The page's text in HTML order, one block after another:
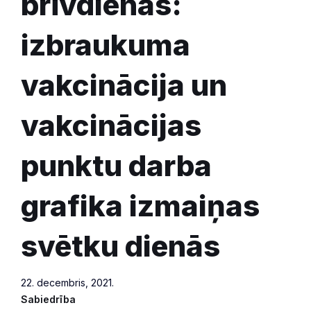
izbraukuma
vakcinācija un
vakcinācijas
punktu darba
grafika izmaiņas
svētku dienās
22. decembris, 2021.
Sabiedrība